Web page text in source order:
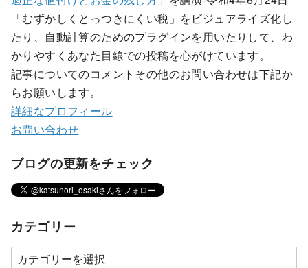
「むずかしくとっつきにくい税」をビジュアライズ化し
たり、自動計算のためのプラグインを用いたりして、わ
かりやすくあなた目線での投稿を心がけています。
記事についてのコメントその他のお問い合わせは下記か
らお願いします。
詳細なプロフィール
お問い合わせ
ブログの更新をチェック
カテゴリー